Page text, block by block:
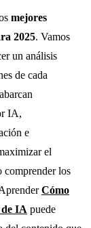
mejores
2025. Vamos
un análisis
de cada
IA,
e
el
comprender los
Cómo
de IA puede